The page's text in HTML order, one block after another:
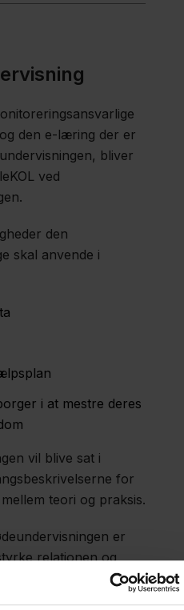
den e-læring der er
bliver
ved
den
skal anvende i
i at mestre deres
vil blive sat i
for
teori og praksis.
er
relationen og